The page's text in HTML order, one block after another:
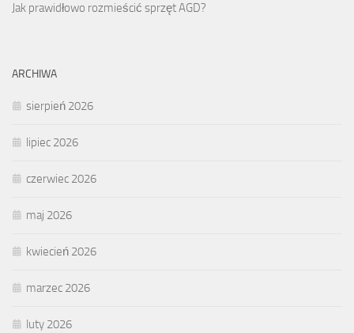
Jak prawidłowo rozmieścić sprzęt AGD?
ARCHIWA
sierpień 2026
lipiec 2026
czerwiec 2026
maj 2026
kwiecień 2026
marzec 2026
luty 2026